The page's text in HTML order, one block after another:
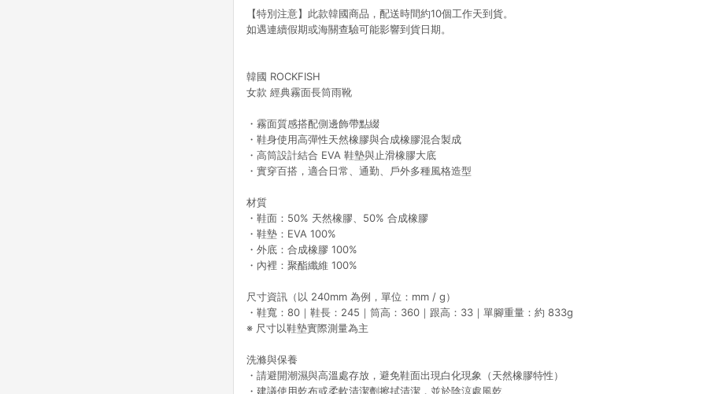
【特別注意】此款韓國商品，配送時間約10個工作天到貨。
如遇連續假期或海關查驗可能影響到貨日期。
韓國 ROCKFISH
女款 經典霧面長筒雨靴
・霧面質感搭配側邊飾帶點綴
・鞋身使用高彈性天然橡膠與合成橡膠混合製成
・高筒設計結合 EVA 鞋墊與止滑橡膠大底
・實穿百搭，適合日常、通勤、戶外多種風格造型
材質
・鞋面：50% 天然橡膠、50% 合成橡膠
・鞋墊：EVA 100%
・外底：合成橡膠 100%
・內裡：聚酯纖維 100%
尺寸資訊（以 240mm 為例，單位：mm / g）
・鞋寬：80｜鞋長：245｜筒高：360｜跟高：33｜單腳重量：約 833g
※ 尺寸以鞋墊實際測量為主
洗滌與保養
・請避開潮濕與高溫處存放，避免鞋面出現白化現象（天然橡膠特性）
・建議使用乾布或柔軟清潔劑擦拭清潔，並於陰涼處風乾